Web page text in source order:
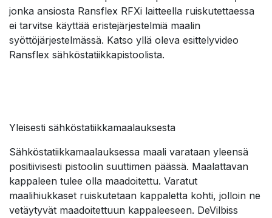
jonka ansiosta Ransflex RFXi laitteella ruiskutettaessa
ei tarvitse käyttää eristejärjestelmiä maalin
syöttöjärjestelmässä. Katso yllä oleva esittelyvideo
Ransflex sähköstatiikkapistoolista.
Yleisesti sähköstatiikkamaalauksesta
Sähköstatiikkamaalauksessa maali varataan yleensä
positiivisesti pistoolin suuttimen päässä. Maalattavan
kappaleen tulee olla maadoitettu. Varatut
maalihiukkaset ruiskutetaan kappaletta kohti, jolloin ne
vetäytyvät maadoitettuun kappaleeseen. DeVilbiss